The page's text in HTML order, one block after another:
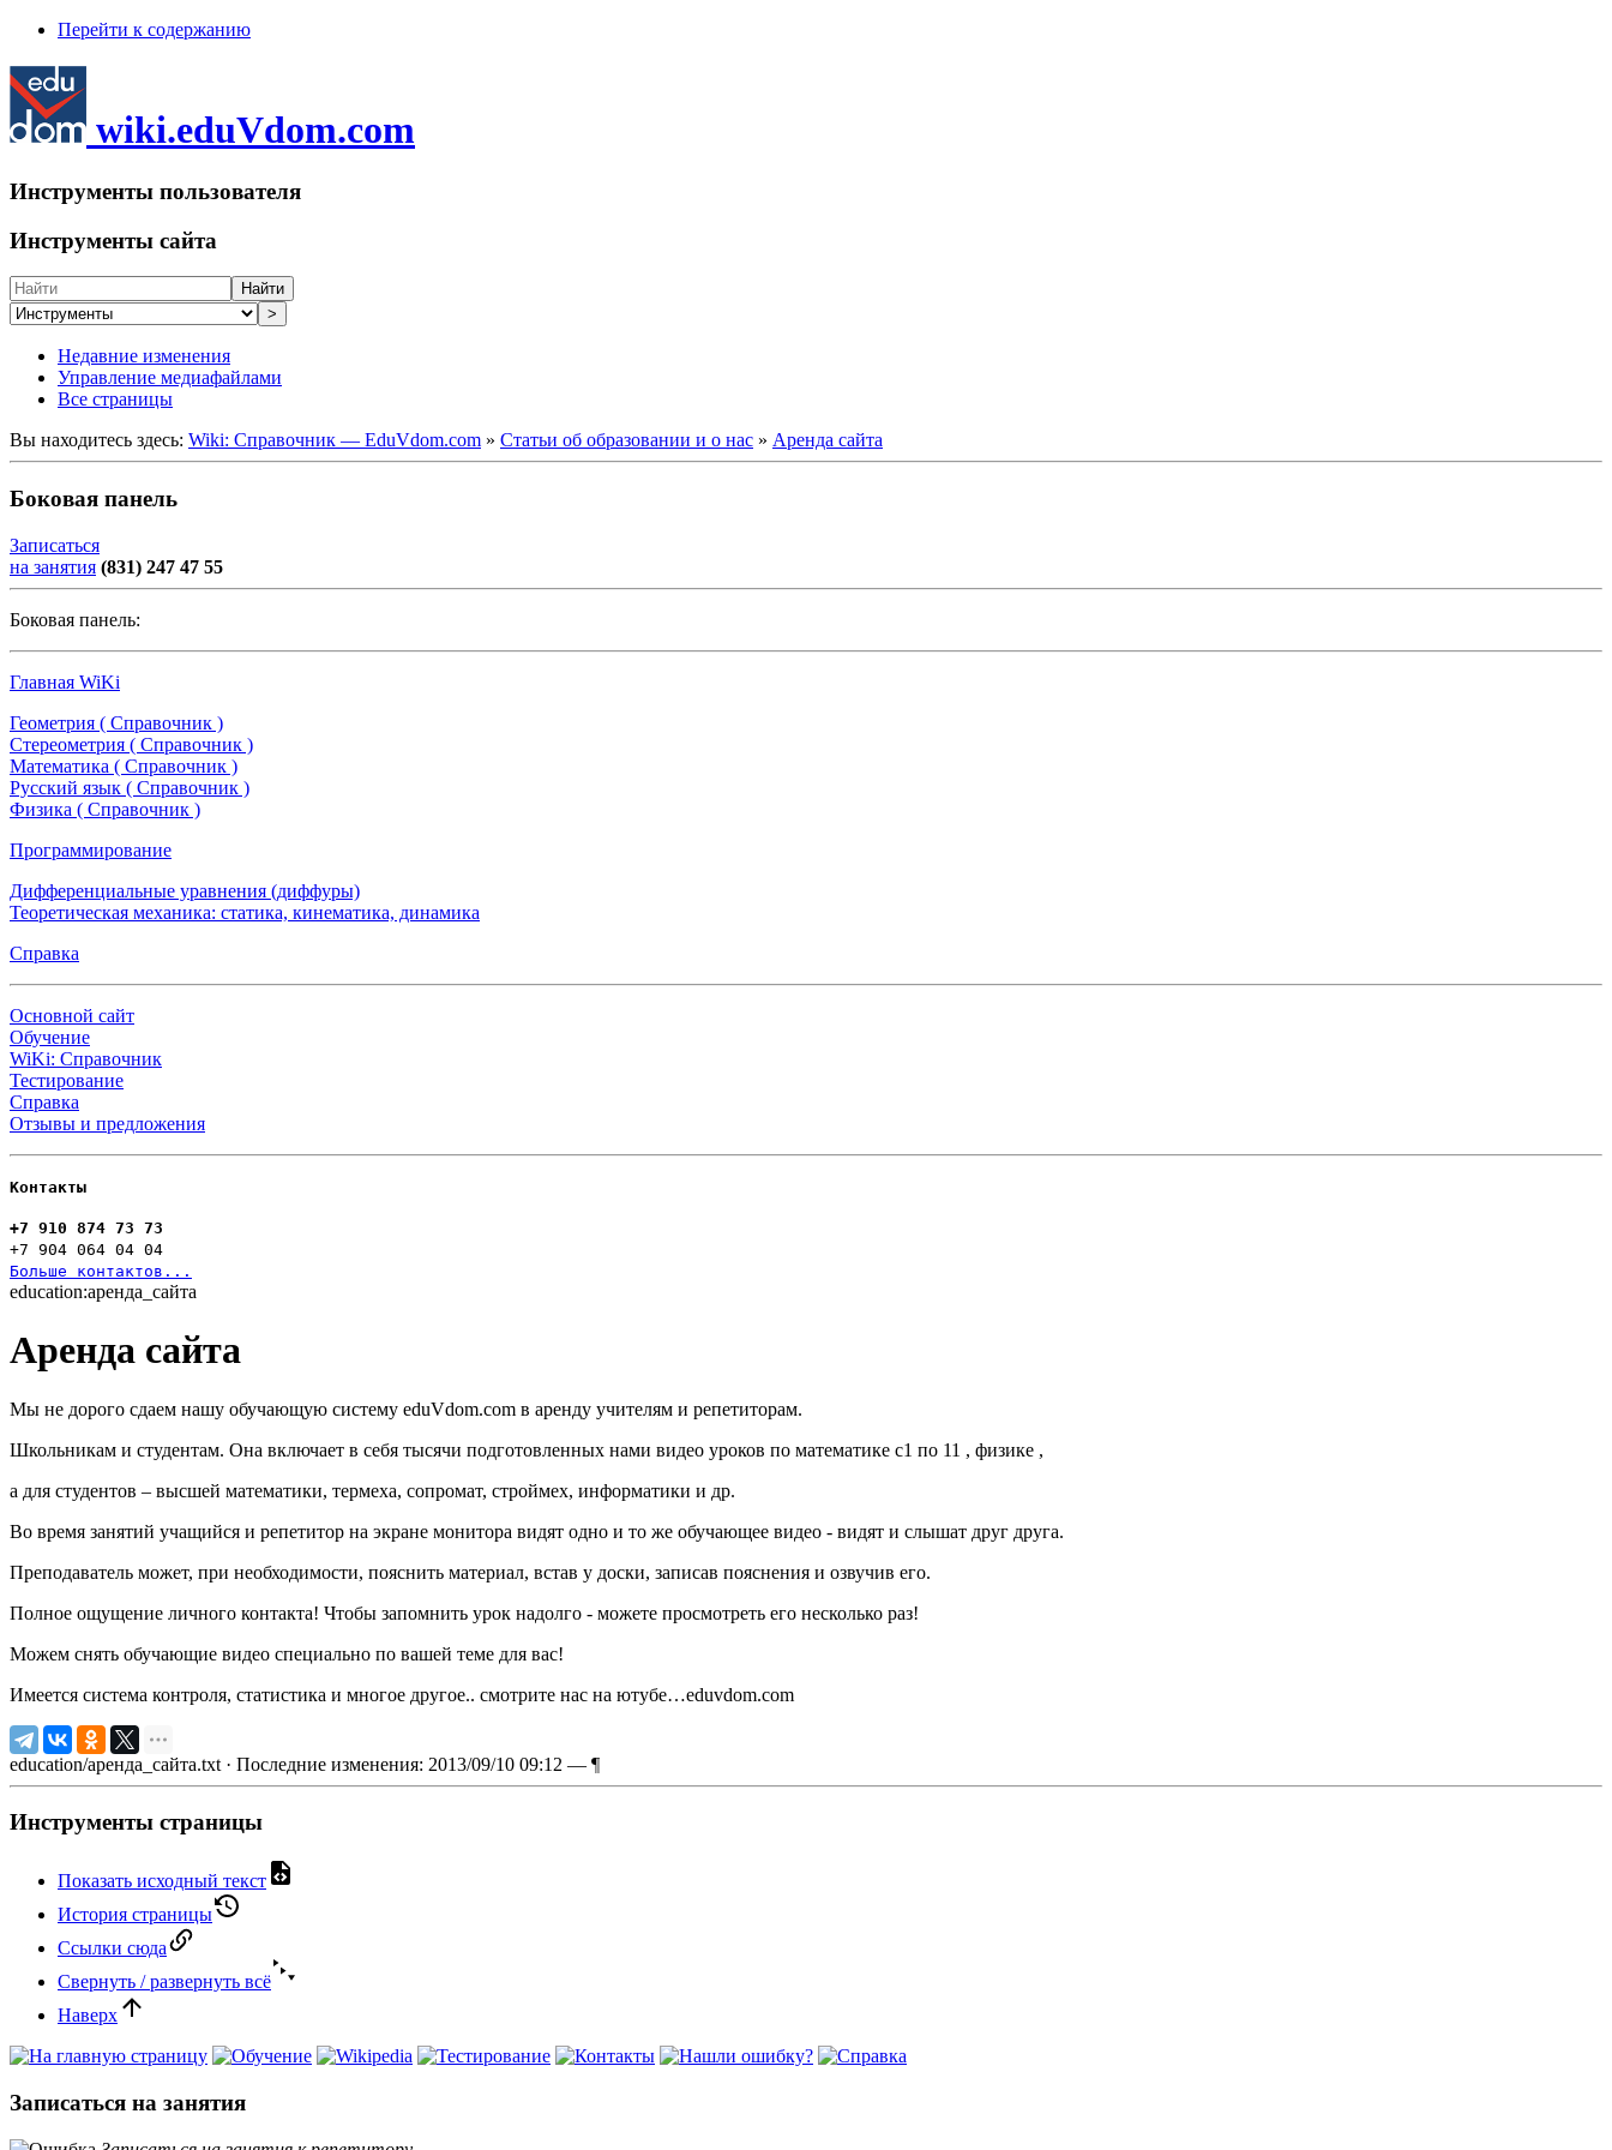
Перейти к содержанию
wiki.eduVdom.com
Инструменты пользователя
Инструменты сайта
Найти
>
Недавние изменения
Управление медиафайлами
Все страницы
Вы находитесь здесь: Wiki: Справочник — EduVdom.com » Статьи об образовании и о нас » Аренда сайта
Боковая панель
Записаться
на занятия (831) 247 47 55
Боковая панель:
Главная WiKi
Геометрия ( Справочник )
Стереометрия ( Справочник )
Математика ( Справочник )
Русский язык ( Справочник )
Физика ( Справочник )
Программирование
Дифференциальные уравнения (диффуры)
Теоретическая механика: статика, кинематика, динамика
Справка
Основной сайт
Обучение
WiKi: Справочник
Тестирование
Справка
Отзывы и предложения
Контакты
+7 910 874 73 73
+7 904 064 04 04
Больше контактов...
education:аренда_сайта
Аренда сайта
Мы не дорого сдаем нашу обучающую систему eduVdom.com в аренду учителям и репетиторам.
Школьникам и студентам. Она включает в себя тысячи подготовленных нами видео уроков по математике с1 по 11 , физике ,
а для студентов – высшей математики, термеха, сопромат, строймех, информатики и др.
Во время занятий учащийся и репетитор на экране монитора видят одно и то же обучающее видео - видят и слышат друг друга.
Преподаватель может, при необходимости, пояснить материал, встав у доски, записав пояснения и озвучив его.
Полное ощущение личного контакта! Чтобы запомнить урок надолго - можете просмотреть его несколько раз!
Можем снять обучающие видео специально по вашей теме для вас!
Имеется система контроля, статистика и многое другое.. смотрите нас на ютубе…eduvdom.com
education/аренда_сайта.txt · Последние изменения: 2013/09/10 09:12 — ¶
Инструменты страницы
Показать исходный текст
История страницы
Ссылки сюда
Свернуть / развернуть всё
Наверх
Записаться на занятия